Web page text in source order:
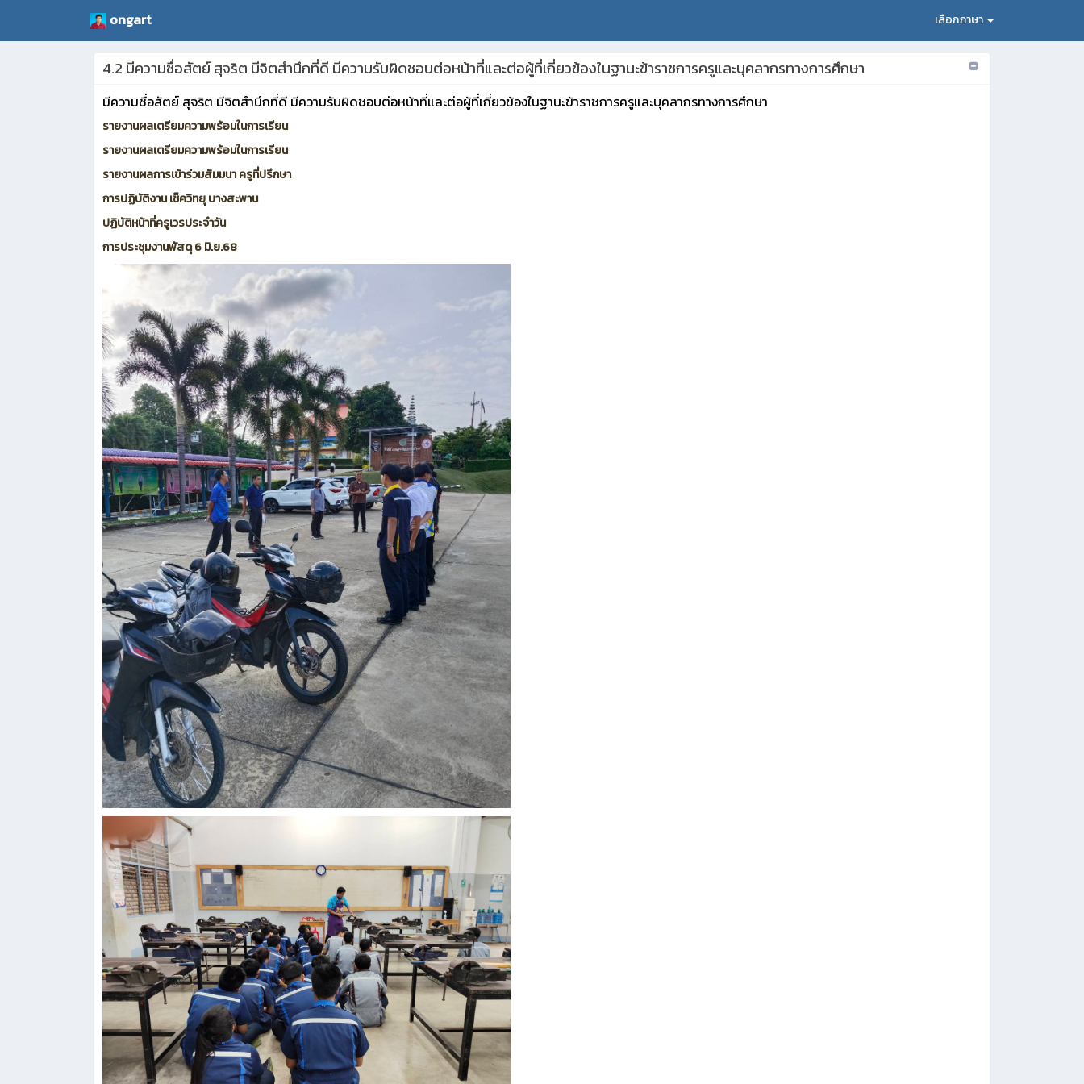
ongart เลือกภาษา
4.2 มีความซื่อสัตย์ สุจริต มีจิตสำนึกที่ดี มีความรับผิดชอบต่อหน้าที่และต่อผู้ที่เกี่ยวข้องในฐานะข้าราชการครูและบุคลากรทางการศึกษา
มีความซื่อสัตย์ สุจริต มีจิตสำนึกที่ดี มีความรับผิดชอบต่อหน้าที่และต่อผู้ที่เกี่ยวข้องในฐานะข้าราชการครูและบุคลากรทางการศึกษา
รายงานผลเตรียมความพร้อมในการเรียน
รายงานผลเตรียมความพร้อมในการเรียน
รายงานผลการเข้าร่วมสัมมนา ครูที่ปรึกษา
การปฏิบัติงาน เช็ควิทยุ บางสะพาน
ปฏิบัติหน้าที่ครูเวรประจำวัน
การประชุมงานพัสดุ 6 มิ.ย.68